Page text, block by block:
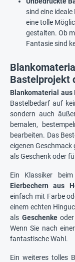
sind eine
eine tolle
gestalten. Ob
Fantasie sind
Bastelprojekt
Blankomaterial aus
Bastelbedarf auf
sondern auch
bemalen,
bearbeiten. Das
eigenen Geschmack
als Geschenk oder
Ein Klassiker beim
Eierbechern aus
einfach mit Farbe
einem echten
als Geschenkeoder
Wenn Sie nach
fantastische Wahl.
Ein weiteres tolles